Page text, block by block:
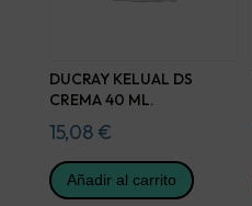
DUCRAY KELUAL DS
CREMA 40 ML.
15,08 €
Añadir al carrito